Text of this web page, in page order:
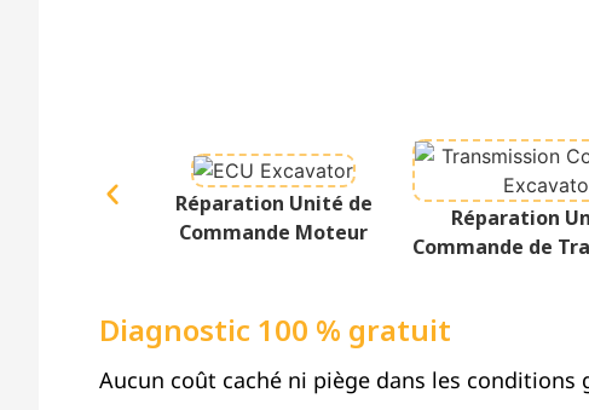
Réparation Unité de
Commande Moteur
Réparation
Commande de
Diagnostic 100 % gratuit
Aucun coût caché ni piège dans les conditions